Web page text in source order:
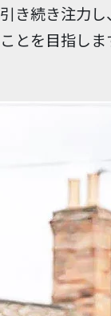
引き続き注力
ことを目指しま